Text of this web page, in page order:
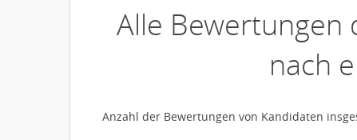
Alle Bewertungen
nach
Anzahl der Bewertungen von Kandidaten